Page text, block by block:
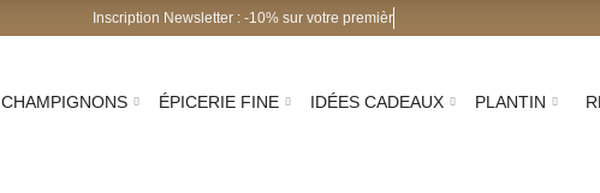
Inscription Newsletter : -10% sur votre première commande !
CHAMPIGNONS ÉPICERIE FINE IDÉES CADEAUX PLANTIN